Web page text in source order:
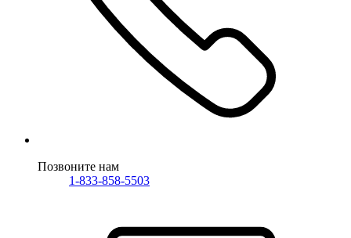
Позвоните нам
1-833-858-5503